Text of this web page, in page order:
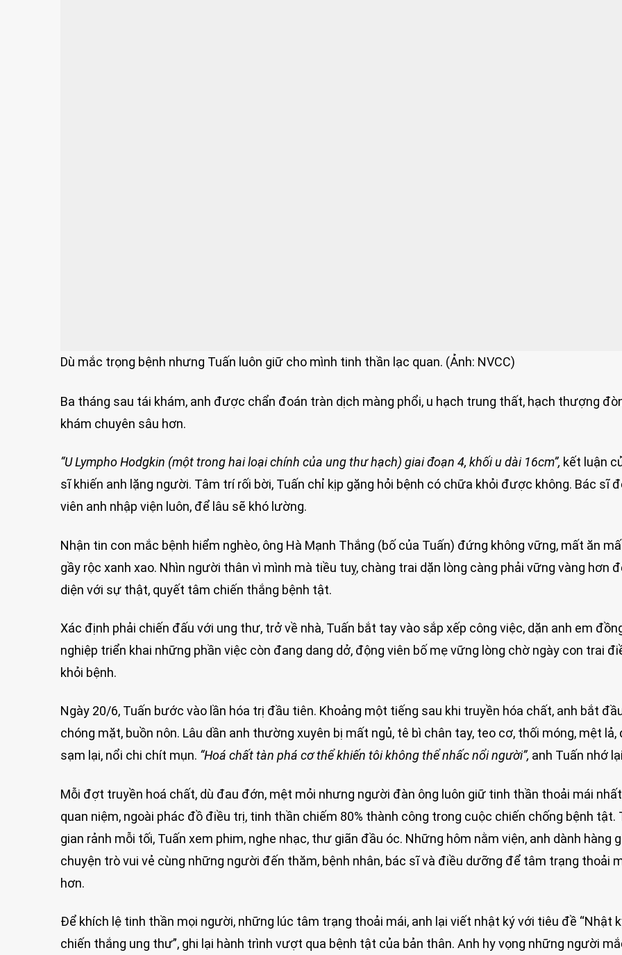
Dù mắc trọng bệnh nhưng Tuấn luôn giữ cho mình tinh thần lạc quan. (Ảnh: NVCC)
Ba tháng sau tái khám, anh được chẩn đoán tràn dịch màng phổi, u hạch trung thất, hạch thượng
khám chuyên sâu hơn.
“U Lympho Hodgkin (một trong hai loại chính của ung thư hạch) giai đoạn 4, khối u dài 16cm”, kết luận
sĩ khiến anh lặng người. Tâm trí rối bời, Tuấn chỉ kịp gặng hỏi bệnh có chữa khỏi được không. Bác sĩ
viên anh nhập viện luôn, để lâu sẽ khó lường.
Nhận tin con mắc bệnh hiểm nghèo, ông Hà Mạnh Thắng (bố của Tuấn) đứng không vững, mất ăn
gầy rộc xanh xao. Nhìn người thân vì mình mà tiều tuỵ, chàng trai dặn lòng càng phải vững vàng hơn
diện với sự thật, quyết tâm chiến thắng bệnh tật.
Xác định phải chiến đấu với ung thư, trở về nhà, Tuấn bắt tay vào sắp xếp công việc, dặn anh em
nghiệp triển khai những phần việc còn đang dang dở, động viên bố mẹ vững lòng chờ ngày con trai
khỏi bệnh.
Ngày 20/6, Tuấn bước vào lần hóa trị đầu tiên. Khoảng một tiếng sau khi truyền hóa chất, anh bắt
chóng mặt, buồn nôn. Lâu dần anh thường xuyên bị mất ngủ, tê bì chân tay, teo cơ, thối móng, mệt lả,
sạm lại, nổi chi chít mụn. “Hoá chất tàn phá cơ thể khiến tôi không thể nhấc nổi người”, anh Tuấn nhớ
Mỗi đợt truyền hoá chất, dù đau đớn, mệt mỏi nhưng người đàn ông luôn giữ tinh thần thoải mái
quan niệm, ngoài phác đồ điều trị, tinh thần chiếm 80% thành công trong cuộc chiến chống bệnh tật.
gian rảnh mỗi tối, Tuấn xem phim, nghe nhạc, thư giãn đầu óc. Những hôm nằm viện, anh dành hàng
chuyện trò vui vẻ cùng những người đến thăm, bệnh nhân, bác sĩ và điều dưỡng để tâm trạng thoải
hơn.
Để khích lệ tinh thần mọi người, những lúc tâm trạng thoải mái, anh lại viết nhật ký với tiêu đề “Nhật
chiến thắng ung thư”, ghi lại hành trình vượt qua bệnh tật của bản thân. Anh hy vọng những người